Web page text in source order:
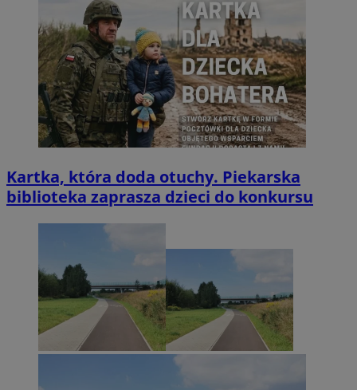
Kartka, która doda otuchy. Piekarska
biblioteka zaprasza dzieci do konkursu